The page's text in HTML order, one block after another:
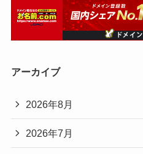
アーカイブ
2026年8月
2026年7月